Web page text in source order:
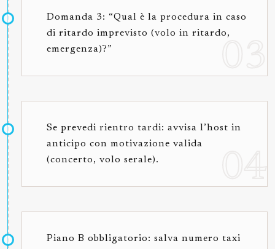
Domanda 3: “Qual è la procedura in caso
di ritardo imprevisto (volo in ritardo,
emergenza)?”
Se prevedi rientro tardi: avvisa l’host in
anticipo con motivazione valida
(concerto, volo serale).
Piano B obbligatorio: salva numero taxi